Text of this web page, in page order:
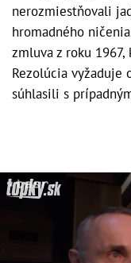
nerozmiestňovali
hromadného
zmluva z roku 1967,
Rezolúcia vyžaduje
súhlasili s